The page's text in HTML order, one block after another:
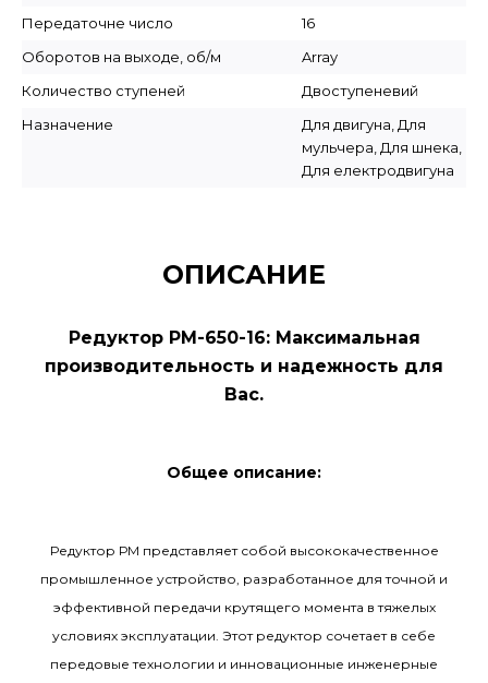
Передаточне число
16
Оборотов на выходе, об/м
Array
Количество ступеней
Двоступеневий
Назначение
Для двигуна, Для
мульчера, Для шнека,
Для електродвигуна
ОПИСАНИЕ
Редуктор РМ-650-16: Максимальная
производительность и надежность для
Вас.
Общее описание:
Редуктор РМ представляет собой высококачественное
промышленное устройство, разработанное для точной и
эффективной передачи крутящего момента в тяжелых
условиях эксплуатации. Этот редуктор сочетает в себе
передовые технологии и инновационные инженерные